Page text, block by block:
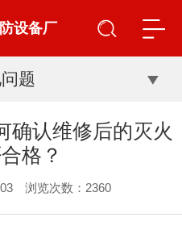
设备厂
题
确认维修后的灭火
格？
浏览次数： 2360